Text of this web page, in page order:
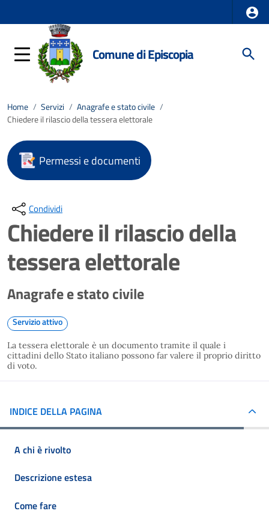
Comune di Episcopia
Home / Servizi / Anagrafe e stato civile /
Chiedere il rilascio della tessera elettorale
Permessi e documenti
Condividi
Chiedere il rilascio della
tessera elettorale
Anagrafe e stato civile
Servizio attivo
La tessera elettorale è un documento tramite il quale i
cittadini dello Stato italiano possono far valere il proprio diritto
di voto.
INDICE DELLA PAGINA
A chi è rivolto
Descrizione estesa
Come fare